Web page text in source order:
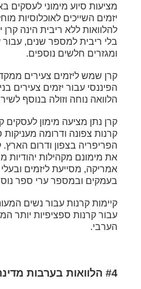
מציעות סיוע מימוני לעסקים
יזמים השייכים לאוכלוסיות
להלוואות ללא ריבית הינה קרן
בלי ריבית למספר שנים,
ומגזרים חלשים נוספים.
קרן שמש ליזמים צעירים
הלוואה נוחה וזולה בנוסף
קרן נתן מציעה מימון לעסקים
קרנות צפונה ודרומה מעניקות
הפריפריה בצפון ודרום
את מימונם מקהילות יהודיות
אמריקה, מסייעת ליזמים
בעמקים ובמספר ערי ספר
קיימות קרנות עבור נשים
עבור קרנות ספציפיות יותר
הערבי.
#4 הלוואות בערבות מדינה לעסקים קטנים